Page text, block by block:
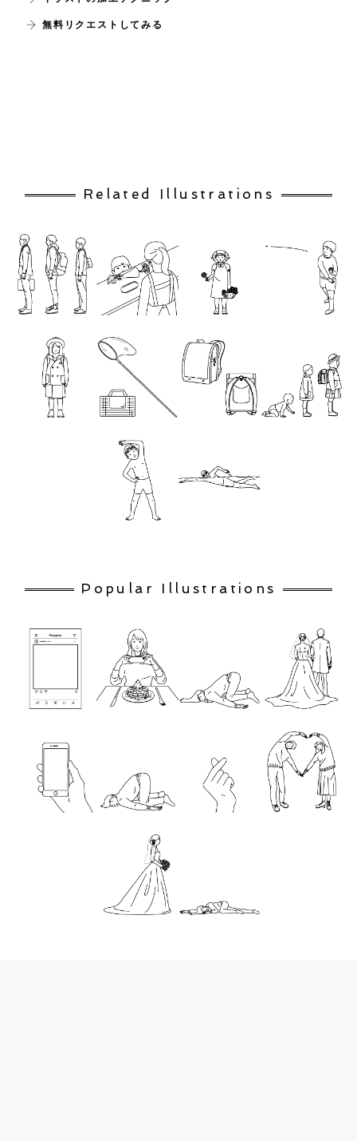
無料リクエストしてみる
Related Illustrations
Popular Illustrations